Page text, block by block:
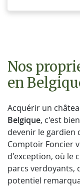
Nos
en
Acquérir un
Belgique, c'est
devenir le gardien
Comptoir Foncier
d'exception, où le
parcs verdoyants,
potentiel